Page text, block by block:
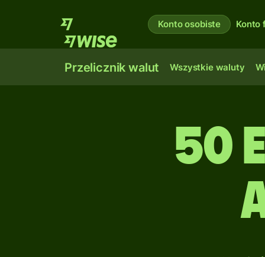
Konto osobiste Konto
Przelicznik walut Wszystkie waluty
50